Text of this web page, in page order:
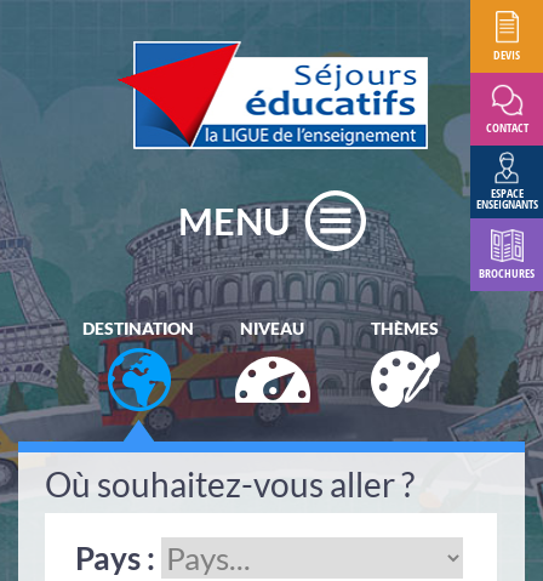
MENU
DEVIS
CONTACT
ESPACE
ENSEIGNANTS
BROCHURES
DESTINATION NIVEAU THÈMES
Où souhaitez-vous aller ?
Pays :